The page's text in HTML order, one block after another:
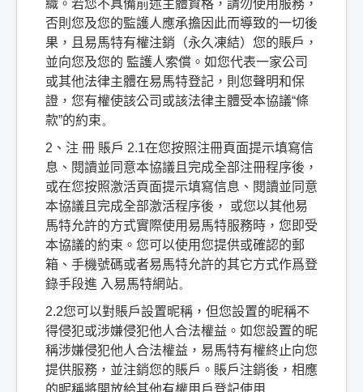
織。若您不具備前述主體資格，請勿使用服務，
否則您及您的監護人應承擔因此而導致的一切後
果，且易馬特有權注銷（永久凍結）您的賬戶，
並向您及您的 監護人索償。如您代表一家公司
或其他法律主體在易馬特登記，則您聲明和保
證，您有權使該公司或該法律主體受本協議“條
款”的約束。
2 、注 冊 賬戶 2.1在您按照注冊頁面提示填寫信
息、閱讀並同意本協議且完成全部注冊程序後，
或在您按照激活頁面提示填寫信息、閱讀並同意
本協議且完成全部激活程序後，
或您以其他易
馬特允許的方式實際使用易馬特服務時，您即受
本協議的約束。您可以使用您提供或確認的郵
箱、手機號碼或者易馬特允許的其它方式作爲登
錄手段進 入易馬特網站。
2.2您可以對賬戶設置昵稱，但您設置的昵稱不
得侵犯或涉嫌侵犯他人合法權益。如您設置的昵
稱涉嫌侵犯他人合法權益，易馬特有權終止向您
提供服務，並注銷您的賬戶。賬戶注銷後，相應